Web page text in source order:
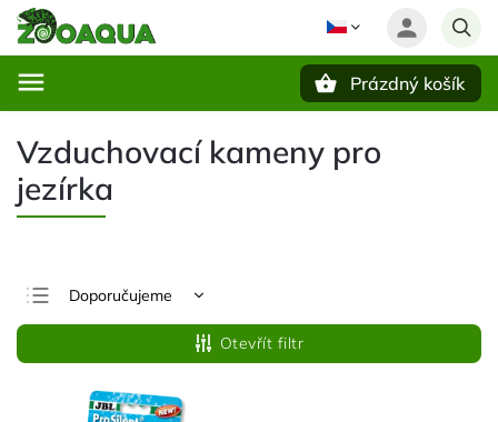
Prázdný košík
Vzduchovací kameny pro
jezírka
Doporučujeme
Nejlevnější
Nejdražší
Nejprodávanější
Otevřít filtr